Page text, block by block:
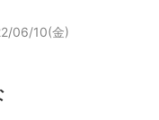
06/10(金)